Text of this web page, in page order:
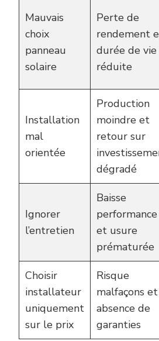
Mauvais
choix
panneau
solaire
Perte de
rendement
durée de vie
réduite
Installation
mal
orientée
Production
moindre et
retour sur
dégradé
Ignorer
l’entretien
Baisse
performance
et usure
prématurée
Choisir
installateur
uniquement
sur le prix
Risque
malfaçons et
absence de
garanties